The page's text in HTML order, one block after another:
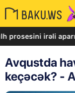
irəli aparır -
Avqustda
keçəcək? -